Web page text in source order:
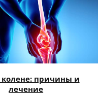
колене: причины и
лечение